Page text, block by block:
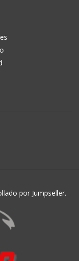
por Jumpseller.